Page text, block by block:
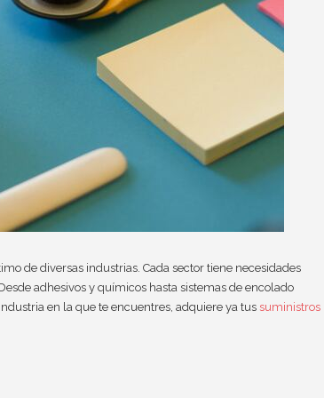
de diversas industrias. Cada sector tiene necesidades
adhesivos y químicos hasta sistemas de encolado
en la que te encuentres, adquiere ya tus suministros